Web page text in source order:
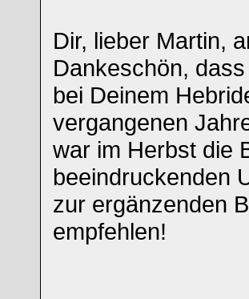
Dir, lieber Martin,
Dankeschön,
bei Deinem
vergangenen
war im Herbst die
beeindruckenden
zur ergänzenden
empfehlen!